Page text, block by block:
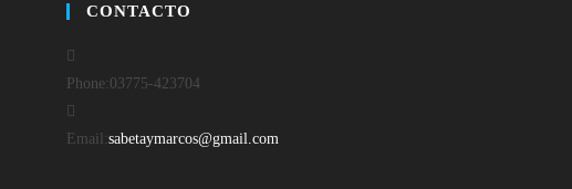
CONTACTO
Phone: 03775-423704
Email:sabetaymarcos@gmail.com